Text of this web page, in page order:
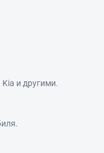
и другими.